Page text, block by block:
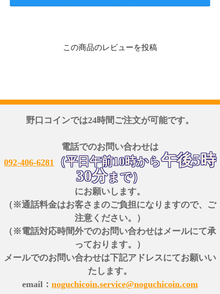
この商品のレビューを投稿
野口コインでは24時間ご注文が可能です。
電話でのお問い合わせは
092-406-6281
（平日午前10時から午後5時
30分まで）
にお願いします。
（※通話料金はお客さまのご負担になりますので、ご
注意ください。）
（※電話対応時間外でのお問い合わせはメールにて承
っております。）
メールでのお問い合わせは下記アドレスにてお願いい
たします。
email： noguchicoin.service@noguchicoin.com